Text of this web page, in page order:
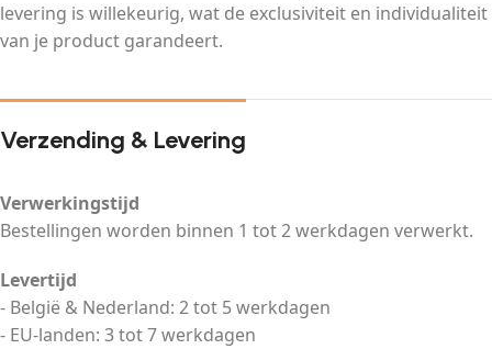
levering is willekeurig, wat de exclusiviteit en individualiteit
van je product garandeert.
Verzending & Levering
Verwerkingstijd
Bestellingen worden binnen 1 tot 2 werkdagen verwerkt.
Levertijd
- België & Nederland: 2 tot 5 werkdagen
- EU-landen: 3 tot 7 werkdagen